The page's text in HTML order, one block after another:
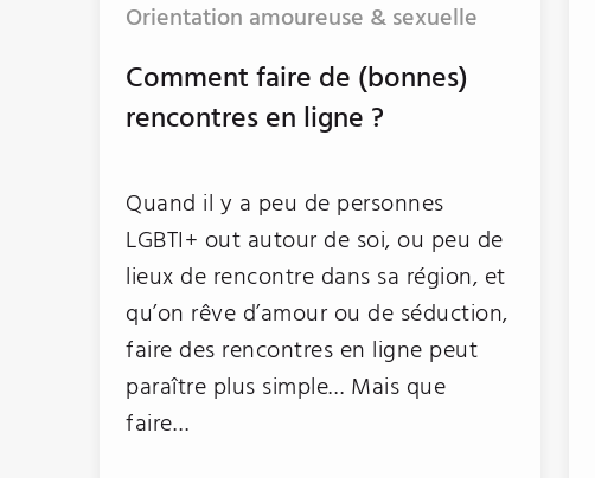
Orientation amoureuse & sexuelle
Comment faire de (bonnes)
rencontres en ligne ?
Quand il y a peu de personnes
LGBTI+ out autour de soi, ou peu de
lieux de rencontre dans sa région, et
qu’on rêve d’amour ou de séduction,
faire des rencontres en ligne peut
paraître plus simple… Mais que
faire…